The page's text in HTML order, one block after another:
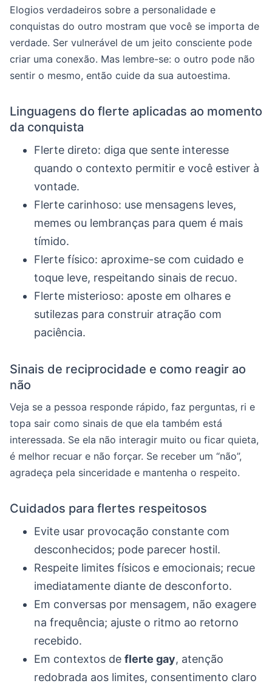
Elogios verdadeiros sobre a personalidade e
conquistas do outro mostram que você se importa de
verdade. Ser vulnerável de um jeito consciente pode
criar uma conexão. Mas lembre-se: o outro pode não
sentir o mesmo, então cuide da sua autoestima.
Linguagens do flerte aplicadas ao momento
da conquista
Flerte direto: diga que sente interesse
quando o contexto permitir e você estiver à
vontade.
Flerte carinhoso: use mensagens leves,
memes ou lembranças para quem é mais
tímido.
Flerte físico: aproxime-se com cuidado e
toque leve, respeitando sinais de recuo.
Flerte misterioso: aposte em olhares e
sutilezas para construir atração com
paciência.
Sinais de reciprocidade e como reagir ao
não
Veja se a pessoa responde rápido, faz perguntas, ri e
topa sair como sinais de que ela também está
interessada. Se ela não interagir muito ou ficar quieta,
é melhor recuar e não forçar. Se receber um “não”,
agradeça pela sinceridade e mantenha o respeito.
Cuidados para flertes respeitosos
Evite usar provocação constante com
desconhecidos; pode parecer hostil.
Respeite limites físicos e emocionais; recue
imediatamente diante de desconforto.
Em conversas por mensagem, não exagere
na frequência; ajuste o ritmo ao retorno
recebido.
Em contextos de flerte gay, atenção
redobrada aos limites, consentimento claro